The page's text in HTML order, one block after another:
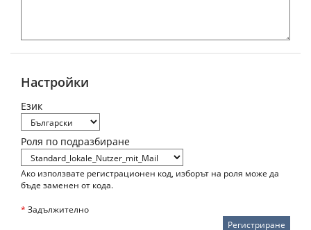
Настройки
Eзик
Роля по подразбиране
Ако използвате регистрационен код, изборът на роля може да
бъде заменен от кода.
* Задължително